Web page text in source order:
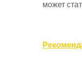
может